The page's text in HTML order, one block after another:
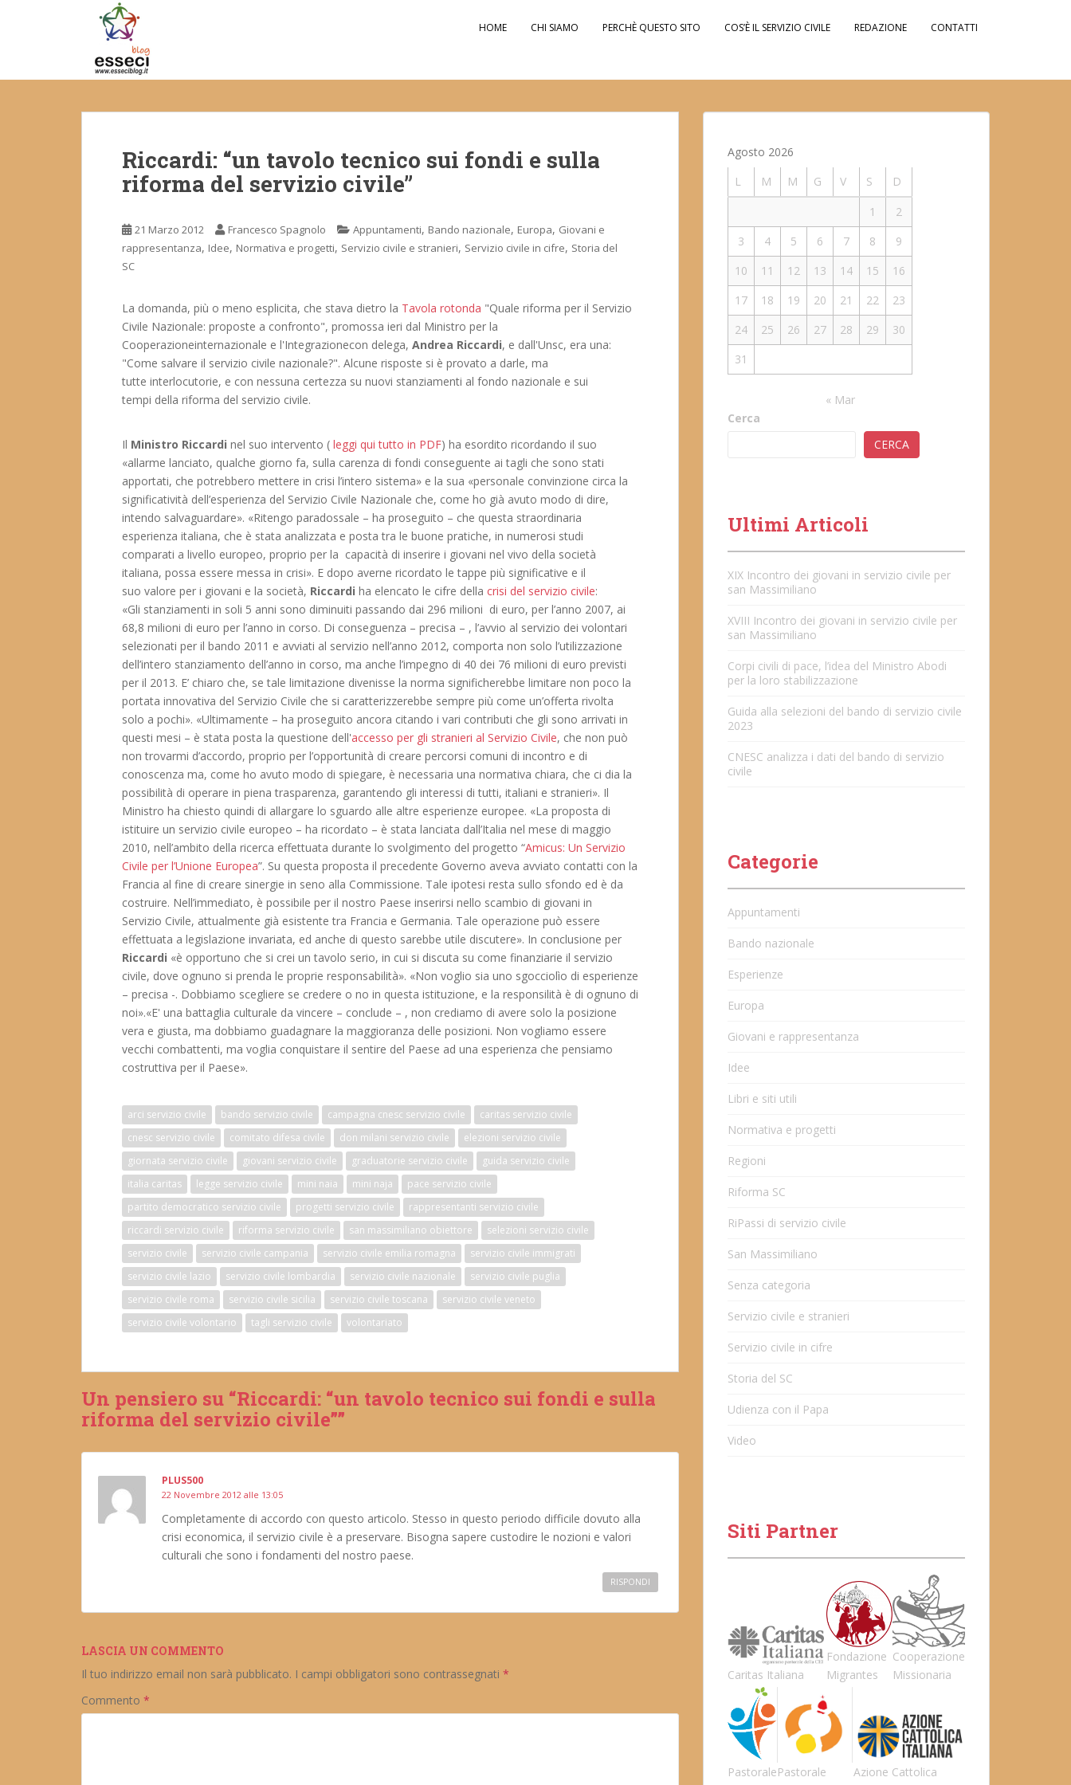
t
HOME CHI SIAMO PERCHÈ QUESTO SITO COS’È IL SERVIZIO CIVILE REDAZIONE CONTATTI
Riccardi: “un tavolo tecnico sui fondi e sulla
riforma del servizio civile”
21 Marzo 2012 Francesco Spagnolo Appuntamenti, Bando nazionale, Europa, Giovani e
rappresentanza, Idee, Normativa e progetti, Servizio civile e stranieri, Servizio civile in cifre, Storia del
SC
La domanda, più o meno esplicita, che stava dietro la Tavola rotonda "Quale riforma per il Servizio
Civile Nazionale: proposte a confronto", promossa ieri dal Ministro per la
Cooperazioneinternazionale e l'Integrazionecon delega, Andrea Riccardi, e dall'Unsc, era una:
"Come salvare il servizio civile nazionale?". Alcune risposte si è provato a darle, ma
tutte interlocutorie, e con nessuna certezza su nuovi stanziamenti al fondo nazionale e sui
tempi della riforma del servizio civile.
Il Ministro Riccardi nel suo intervento ( leggi qui tutto in PDF) ha esordito ricordando il suo
«allarme lanciato, qualche giorno fa, sulla carenza di fondi conseguente ai tagli che sono stati
apportati, che potrebbero mettere in crisi l’intero sistema» e la sua «personale convinzione circa la
significatività dell’esperienza del Servizio Civile Nazionale che, come ho già avuto modo di dire,
intendo salvaguardare». «Ritengo paradossale – ha proseguito – che questa straordinaria
esperienza italiana, che è stata analizzata e posta tra le buone pratiche, in numerosi studi
comparati a livello europeo, proprio per la capacità di inserire i giovani nel vivo della società
italiana, possa essere messa in crisi». E dopo averne ricordato le tappe più significative e il
suo valore per i giovani e la società, Riccardi ha elencato le cifre della crisi del servizio civile:
«Gli stanziamenti in soli 5 anni sono diminuiti passando dai 296 milioni di euro, per l’anno 2007, ai
68,8 milioni di euro per l’anno in corso. Di conseguenza – precisa – , l’avvio al servizio dei volontari
selezionati per il bando 2011 e avviati al servizio nell’anno 2012, comporta non solo l’utilizzazione
dell’intero stanziamento dell’anno in corso, ma anche l’impegno di 40 dei 76 milioni di euro previsti
per il 2013. E’ chiaro che, se tale limitazione divenisse la norma significherebbe limitare non poco la
portata innovativa del Servizio Civile che si caratterizzerebbe sempre più come un’offerta rivolta
solo a pochi». «Ultimamente – ha proseguito ancora citando i vari contributi che gli sono arrivati in
questi mesi – è stata posta la questione dell'accesso per gli stranieri al Servizio Civile, che non può
non trovarmi d’accordo, proprio per l’opportunità di creare percorsi comuni di incontro e di
conoscenza ma, come ho avuto modo di spiegare, è necessaria una normativa chiara, che ci dia la
possibilità di operare in piena trasparenza, garantendo gli interessi di tutti, italiani e stranieri». Il
Ministro ha chiesto quindi di allargare lo sguardo alle altre esperienze europee. «La proposta di
istituire un servizio civile europeo – ha ricordato – è stata lanciata dall’Italia nel mese di maggio
2010, nell’ambito della ricerca effettuata durante lo svolgimento del progetto “Amicus: Un Servizio
Civile per l’Unione Europea”. Su questa proposta il precedente Governo aveva avviato contatti con la
Francia al fine di creare sinergie in seno alla Commissione. Tale ipotesi resta sullo sfondo ed è da
costruire. Nell’immediato, è possibile per il nostro Paese inserirsi nello scambio di giovani in
Servizio Civile, attualmente già esistente tra Francia e Germania. Tale operazione può essere
effettuata a legislazione invariata, ed anche di questo sarebbe utile discutere». In conclusione per
Riccardi «è opportuno che si crei un tavolo serio, in cui si discuta su come finanziarie il servizio
civile, dove ognuno si prenda le proprie responsabilità». «Non voglio sia uno sgocciolìo di esperienze
– precisa -. Dobbiamo scegliere se credere o no in questa istituzione, e la responsilità è di ognuno di
noi».«E' una battaglia culturale da vincere – conclude – , non crediamo di avere solo la posizione
vera e giusta, ma dobbiamo guadagnare la maggioranza delle posizioni. Non vogliamo essere
vecchi combattenti, ma voglia conquistare il sentire del Paese ad una esperienza che pensiamo
costruttiva per il Paese».
arci servizio civile bando servizio civile campagna cnesc servizio civile
caritas servizio civile
cnesc servizio civile
comitato difesa civile don milani servizio civile
elezioni servizio civile
giornata servizio civile
giovani servizio civile graduatorie servizio civile
guida servizio civile
italia caritas
legge servizio civile mini naia mini naja
pace servizio civile
partito democratico servizio civile
progetti servizio civile
rappresentanti servizio civile
riccardi servizio civile
riforma servizio civile san massimiliano obiettore
selezioni servizio civile
servizio civile
servizio civile campania servizio civile emilia romagna
servizio civile immigrati
servizio civile lazio
servizio civile lombardia servizio civile nazionale
servizio civile puglia
servizio civile roma
servizio civile sicilia servizio civile toscana
servizio civile veneto
servizio civile volontario
tagli servizio civile volontariato
Un pensiero su “Riccardi: “un tavolo tecnico sui fondi e sulla
riforma del servizio civile””
PLUS500
22 Novembre 2012 alle 13:05
Completamente di accordo con questo articolo. Stesso in questo periodo difficile dovuto alla
crisi economica, il servizio civile è a preservare. Bisogna sapere custodire le nozioni e valori
culturali che sono i fondamenti del nostro paese.
RISPONDI
LASCIA UN COMMENTO
Il tuo indirizzo email non sarà pubblicato. I campi obbligatori sono contrassegnati *
Commento *
Agosto 2026
L
M M G V S
D
1
2
3
4 5 6 7 8
9
10
11 12 13 14 15
16
17
18 19 20 21 22
23
24
25 26 27 28 29
30
31
« Mar
Cerca
CERCA
Ultimi Articoli
XIX Incontro dei giovani in servizio civile per
san Massimiliano
XVIII Incontro dei giovani in servizio civile per
san Massimiliano
Corpi civili di pace, l’idea del Ministro Abodi
per la loro stabilizzazione
Guida alla selezioni del bando di servizio civile
2023
CNESC analizza i dati del bando di servizio
civile
Categorie
Appuntamenti
Bando nazionale
Esperienze
Europa
Giovani e rappresentanza
Idee
Libri e siti utili
Normativa e progetti
Regioni
Riforma SC
RiPassi di servizio civile
San Massimiliano
Senza categoria
Servizio civile e stranieri
Servizio civile in cifre
Storia del SC
Udienza con il Papa
Video
Siti Partner
Caritas Italiana
Fondazione
Migrantes
Cooperazione
Missionaria
PastoralePastorale
Azione Cattolica